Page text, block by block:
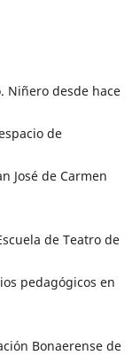
Niñero desde hace
de
José de Carmen
de Teatro de
pedagógicos en
Bonaerense de